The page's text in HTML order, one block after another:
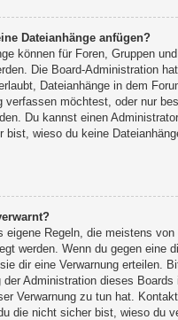
Dateianhänge anfügen?
können für Foren, Gruppen
Die Board-Administration
Dateianhänge in dem
verfassen möchtest, oder nur
Du kannst einen
bist, wieso du keine
eigene Regeln, die meistens von
werden. Wenn du gegen eine
dir eine Verwarnung erteilen.
Administration dieses Boards
Verwarnung zu tun hat.
die nicht sicher bist, wieso du